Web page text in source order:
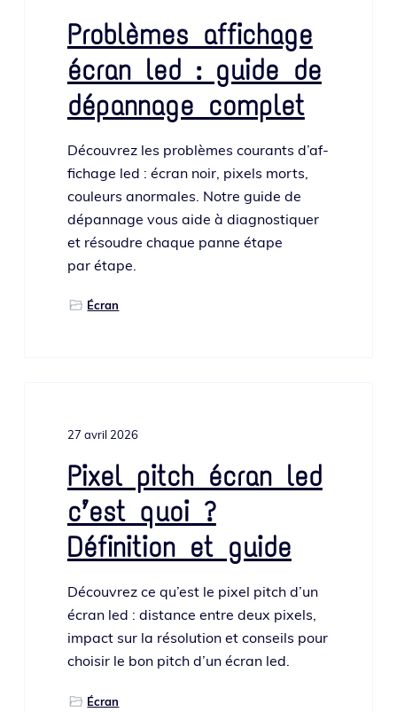
Problèmes affichage
écran led : guide de
dépannage complet
Découvrez les pro­blèmes cou­rants d’af­
fi­chage led : écran noir, pixels morts,
cou­leurs anor­males. Notre guide de
dépan­nage vous aide à diag­nos­ti­quer
et résoudre chaque panne étape
par étape.
Écran
27 avril 2026
Pixel pitch écran led
c’est quoi ?
Définition et guide
Découvrez ce qu’est le pixel pitch d’un
écran led : dis­tance entre deux pixels,
impact sur la réso­lu­tion et conseils pour
choi­sir le bon pitch d’un écran led.
Écran